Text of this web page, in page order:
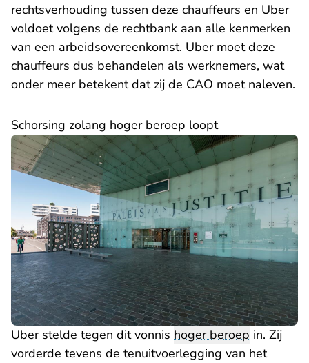
rechtsverhouding tussen deze chauffeurs en Uber
voldoet volgens de rechtbank aan alle kenmerken
van een arbeidsovereenkomst. Uber moet deze
chauffeurs dus behandelen als werknemers, wat
onder meer betekent dat zij de CAO moet naleven.
Schorsing zolang hoger beroep loopt
Uber stelde tegen dit vonnis hoger beroep in. Zij
vorderde tevens de tenuitvoerlegging van het